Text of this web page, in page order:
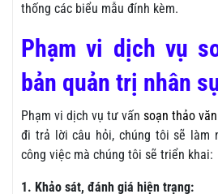
thống các biểu mẫu đính kèm.
Phạm vi dịch vụ
bản quản trị nhân
Phạm vi dịch vụ tư vấn soạn thảo
đi trả lời câu hỏi, chúng tôi sẽ làm
công việc mà chúng tôi sẽ triển khai:
1. Khảo sát, đánh giá hiện trạng: